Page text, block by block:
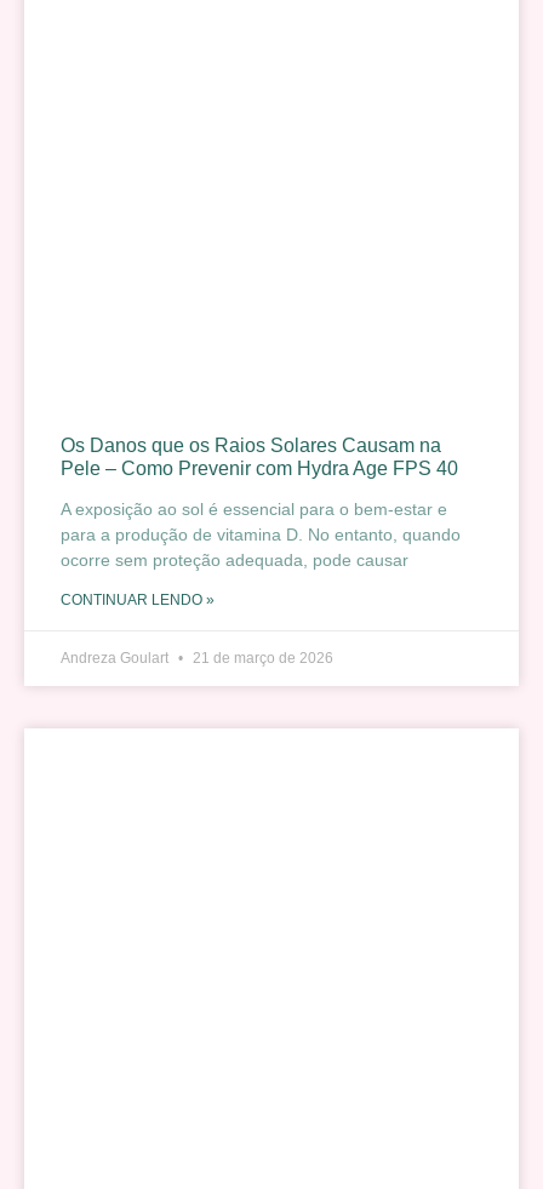
Os Danos que os Raios Solares Causam na
Pele – Como Prevenir com Hydra Age FPS 40
A exposição ao sol é essencial para o bem-estar e
para a produção de vitamina D. No entanto, quando
ocorre sem proteção adequada, pode causar
CONTINUAR LENDO »
Andreza Goulart 21 de março de 2026